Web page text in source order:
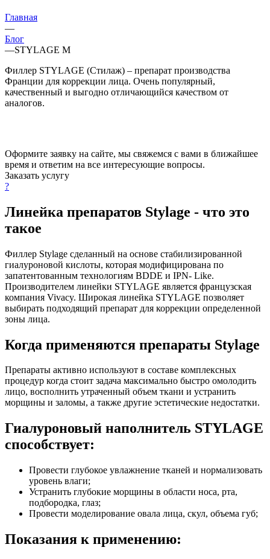
Главная
—
Блог
—STYLAGE M
Филлер STYLAGE (Стилаж) – препарат производства
Франции для коррекции лица. Очень популярный,
качественный и выгодно отличающийся качеством от
аналогов.
Оформите заявку на сайте, мы свяжемся с вами в ближайшее
время и ответим на все интересующие вопросы.
Заказать услугу
?
Линейка препаратов Stylage - что это
такое
Филлер Stylage сделанный на основе стабилизированной
гиалуроновой кислоты, которая модифицирована по
запатентованным технологиям BDDE и IPN- Like.
Производителем линейки STYLAGE является французская
компания Vivacy. Широкая линейка STYLAGE позволяет
выбирать подходящий препарат для коррекции определенной
зоны лица.
Когда применяются препараты Stylage
Препараты активно используют в составе комплексных
процедур когда стоит задача максимально быстро омолодить
лицо, восполнить утраченный объем ткани и устранить
морщины и заломы, а также другие эстетические недостатки.
Гиалуроновый наполнитель STYLAGE
способствует:
Провести глубокое увлажнение тканей и нормализовать
уровень влаги;
Устранить глубокие морщины в области носа, рта,
подбородка, глаз;
Провести моделирование овала лица, скул, объема губ;
Показания к применению: